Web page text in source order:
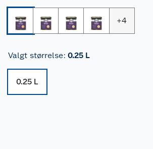
+4
Valgt størrelse: 0.25 L
0.25 L